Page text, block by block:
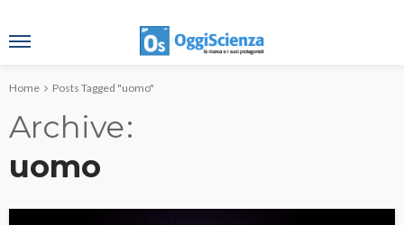
Home Posts Tagged "uomo"
Archive
uomo